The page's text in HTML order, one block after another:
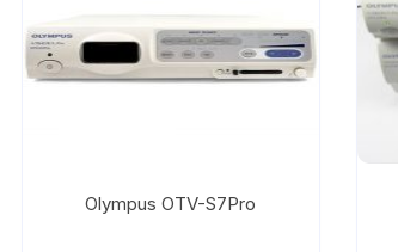
Olympus OTV-S7Pro